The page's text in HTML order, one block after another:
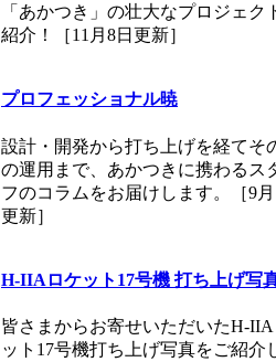
「あかつき」の壮大なプロジェク
紹介！［11月8日更新］
プロフェッショナル暁
設計・開発から打ち上げを経てそ
の運用まで、あかつきに携わるス
フのコラムをお届けします。［9
更新］
H-IIAロケット17号機 打ち上げ写
皆さまからお寄せいただいたH-
ット17号機打ち上げ写真をご紹介